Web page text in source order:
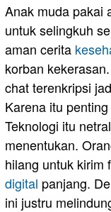
Anak muda pakai
untuk selingkuh
aman cerita
korban
chat terenkripsi
Karena itu
Teknologi itu
menentukan.
hilang untuk kirim
digital panjang.
ini justru